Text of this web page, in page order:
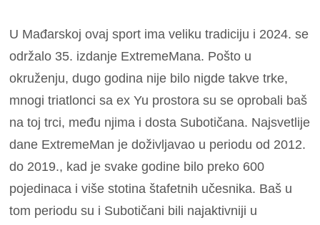
U Mađarskoj ovaj sport ima veliku tradiciju i 2024. se
održalo 35. izdanje ExtremeMana. Pošto u
okruženju, dugo godina nije bilo nigde takve trke,
mnogi triatlonci sa ex Yu prostora su se oprobali baš
na toj trci, među njima i dosta Subotičana. Najsvetlije
dane ExtremeMan je doživljavao u periodu od 2012.
do 2019., kad je svake godine bilo preko 600
pojedinaca i više stotina štafetnih učesnika. Baš u
tom periodu su i Subotičani bili najaktivniji u